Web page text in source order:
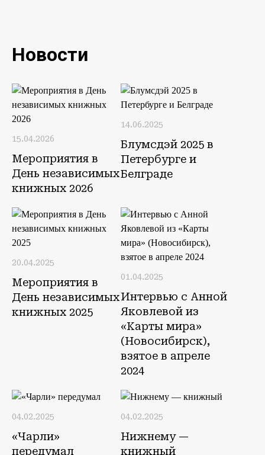
Новости
15.04.2026
Мероприятия в
День независимых
книжных 2026
14.06.2025
Блумсдэй 2025 в
Петербурге и
Белграде
20.04.2025
Мероприятия в
День независимых
книжных 2025
01.04.2025
Интервью с Анной
Яковлевой из
«Карты мира»
(Новосибирск),
взятое в апреле
2024
04.02.2025
«Чарли»
передумал
04.02.2025
Нижнему —
книжный